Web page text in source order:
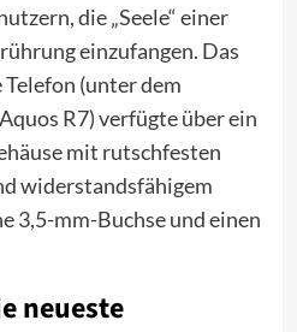
die „Seele“ einer
einzufangen. Das
(unter dem
R7) verfügte über ein
mit rutschfesten
widerstandsfähigem
3,5-mm-Buchse und einen
neueste